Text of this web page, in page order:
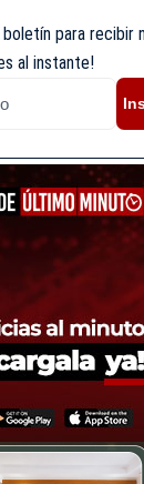
para recibir
al instante!